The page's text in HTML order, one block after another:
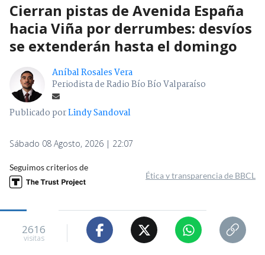
Cierran pistas de Avenida España
hacia Viña por derrumbes: desvíos
se extenderán hasta el domingo
Aníbal Rosales Vera
Periodista de Radio Bío Bío Valparaíso
Publicado porLindy Sandoval
Sábado 08 Agosto, 2026 | 22:07
Seguimos criterios de
Ética y transparencia de BBCL
2616
visitas